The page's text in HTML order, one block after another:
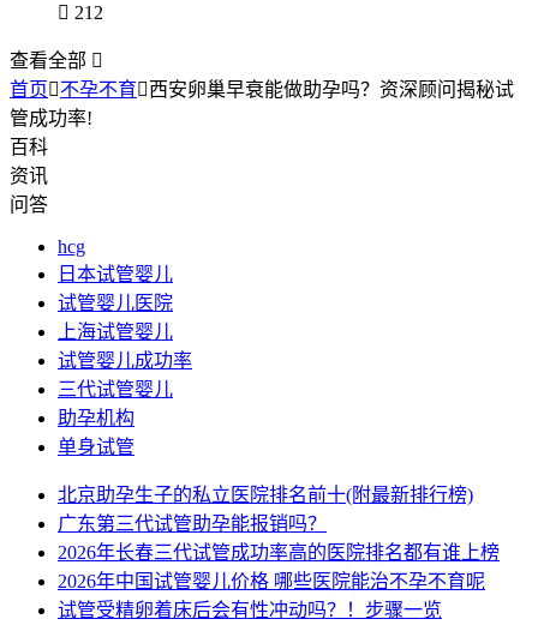
 212
查看全部 
首页不孕不育西安卵巢早衰能做助孕吗？资深顾问揭秘试
管成功率!
百科
资讯
问答
hcg
日本试管婴儿
试管婴儿医院
上海试管婴儿
试管婴儿成功率
三代试管婴儿
助孕机构
单身试管
北京助孕生子的私立医院排名前十(附最新排行榜)
广东第三代试管助孕能报销吗？
2026年长春三代试管成功率高的医院排名都有谁上榜
2026年中国试管婴儿价格 哪些医院能治不孕不育呢
试管受精卵着床后会有性冲动吗？！步骤一览